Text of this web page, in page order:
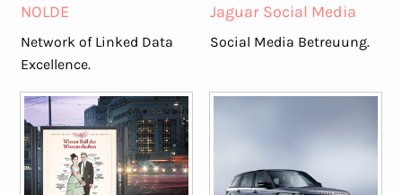
NOLDE
Network of Linked Data
Excellence.
Jaguar Social Media
Social Media Betreuung.